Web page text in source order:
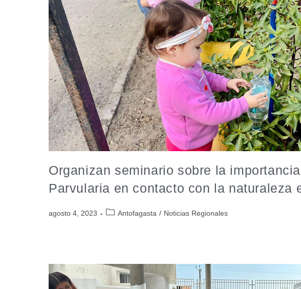
Organizan seminario sobre la
Parvularia en contacto con la naturaleza
agosto 4, 2023 Antofagasta / Noticias Regionales